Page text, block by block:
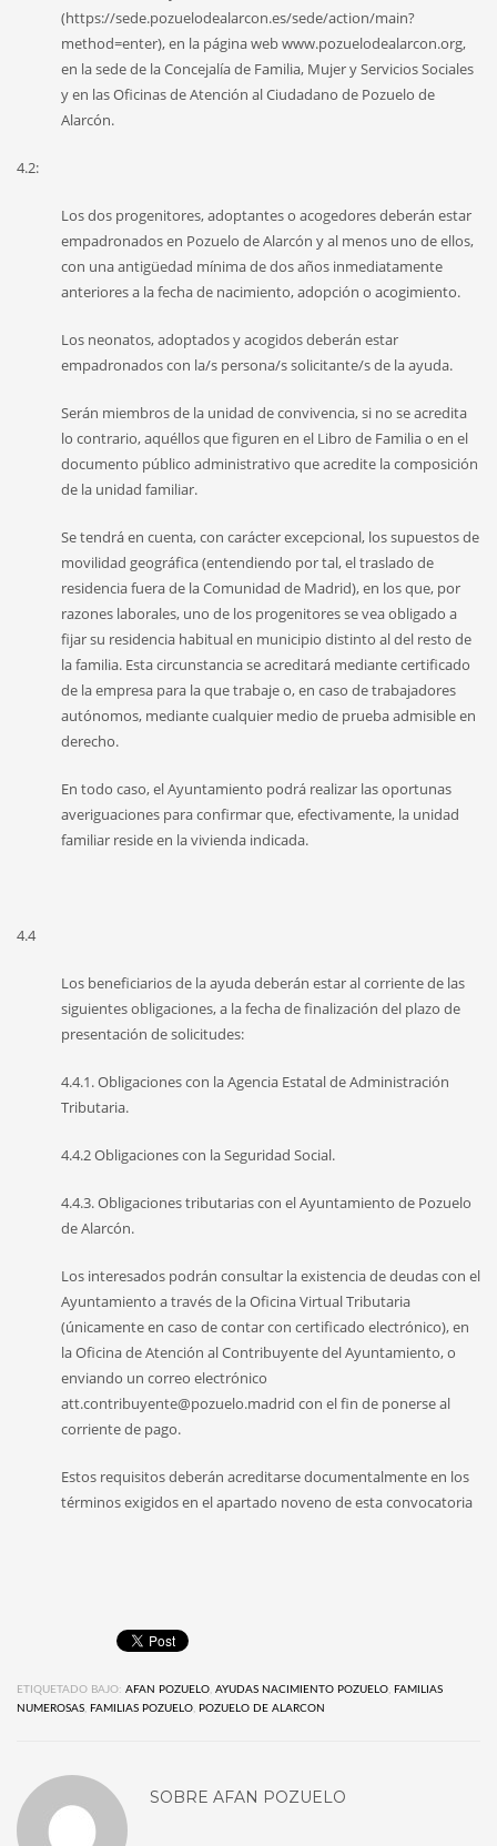
(https://sede.pozuelodealarcon.es/sede/action/main?
method=enter), en la página web www.pozuelodealarcon.org,
en la sede de la Concejalía de Familia, Mujer y Servicios Sociales
y en las Oficinas de Atención al Ciudadano de Pozuelo de
Alarcón.
4.2:
Los dos progenitores, adoptantes o acogedores deberán estar
empadronados en Pozuelo de Alarcón y al menos uno de ellos,
con una antigüedad mínima de dos años inmediatamente
anteriores a la fecha de nacimiento, adopción o acogimiento.
Los neonatos, adoptados y acogidos deberán estar
empadronados con la/s persona/s solicitante/s de la ayuda.
Serán miembros de la unidad de convivencia, si no se acredita
lo contrario, aquéllos que figuren en el Libro de Familia o en el
documento público administrativo que acredite la composición
de la unidad familiar.
Se tendrá en cuenta, con carácter excepcional, los supuestos de
movilidad geográfica (entendiendo por tal, el traslado de
residencia fuera de la Comunidad de Madrid), en los que, por
razones laborales, uno de los progenitores se vea obligado a
fijar su residencia habitual en municipio distinto al del resto de
la familia. Esta circunstancia se acreditará mediante certificado
de la empresa para la que trabaje o, en caso de trabajadores
autónomos, mediante cualquier medio de prueba admisible en
derecho.
En todo caso, el Ayuntamiento podrá realizar las oportunas
averiguaciones para confirmar que, efectivamente, la unidad
familiar reside en la vivienda indicada.
4.4
Los beneficiarios de la ayuda deberán estar al corriente de las
siguientes obligaciones, a la fecha de finalización del plazo de
presentación de solicitudes:
4.4.1. Obligaciones con la Agencia Estatal de Administración
Tributaria.
4.4.2 Obligaciones con la Seguridad Social.
4.4.3. Obligaciones tributarias con el Ayuntamiento de Pozuelo
de Alarcón.
Los interesados podrán consultar la existencia de deudas con el
Ayuntamiento a través de la Oficina Virtual Tributaria
(únicamente en caso de contar con certificado electrónico), en
la Oficina de Atención al Contribuyente del Ayuntamiento, o
enviando un correo electrónico
att.contribuyente@pozuelo.madrid con el fin de ponerse al
corriente de pago.
Estos requisitos deberán acreditarse documentalmente en los
términos exigidos en el apartado noveno de esta convocatoria
ETIQUETADO BAJO: AFAN POZUELO AYUDAS NACIMIENTO POZUELO
FAMILIAS
NUMEROSAS
FAMILIAS POZUELO POZUELO DE ALARCON
SOBRE AFAN POZUELO